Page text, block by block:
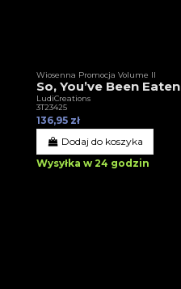
Wiosenna Promocja Volume II
So, You’ve Been Eaten
LudiCreations
3T23425
136,95 zł
Dodaj do koszyka
Wysyłka w 24 godzin